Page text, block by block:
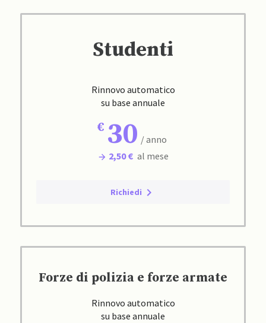
Studenti
Rinnovo automatico
su base annuale
30 / anno
2,50 € al mese
Richiedi
Forze di polizia e forze armate
Rinnovo automatico
su base annuale